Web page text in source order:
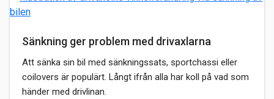
Sänkning ger problem med drivaxlarna
Att sänka sin bil med sänkningssats, sportchassi eller
coilovers är populärt. Långt ifrån alla har koll på vad som
händer med drivlinan.